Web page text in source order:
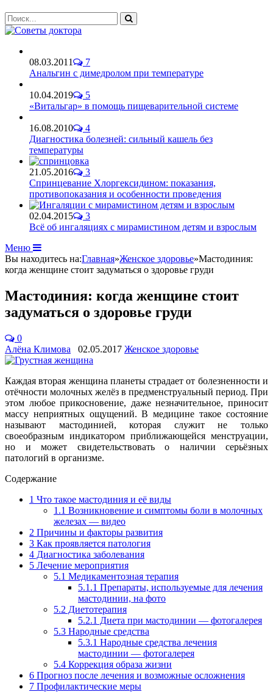
08.03.2011
7
Анальгин с димедролом при температуре
10.04.2019
5
«Витальгар» в помощь пищеварительной системе
16.08.2010
4
Диагностика болезней: сильный кашель без
температуры
21.05.2016
3
Спринцевание Хлоргексидином: показания,
противопоказания и особенности проведения
02.04.2015
3
Всё об ингаляциях с мирамистином детям и взрослым
Меню
Вы находитесь на:Главная»Женское здоровье»Мастодиния:
когда женщине стоит задуматься о здоровье груди
Мастодиния: когда женщине стоит
задуматься о здоровье груди
0
Алёна Климова
02.05.2017 Женское здоровье
Каждая вторая женщина планеты страдает от болезненности и
отёчности молочных желёз в предменструальный период. При
этом любое прикосновение, даже незначительное, приносит
массу неприятных ощущений. В медицине такое состояние
называют мастодинией, которая служит не только
своеобразным индикатором приближающейся менструации,
но и может свидетельствовать о наличии серьёзных
патологий в организме.
Содержание
1 Что такое мастодиния и её виды
1.1 Возникновение и симптомы боли в молочных
железах — видео
2 Причины и факторы развития
3 Как проявляется патология
4 Диагностика заболевания
5 Лечение мероприятия
5.1 Медикаментозная терапия
5.1.1 Препараты, используемые для лечения
мастодинии, на фото
5.2 Диетотерапия
5.2.1 Диета при мастодинии — фотогалерея
5.3 Народные средства
5.3.1 Народные средства лечения
мастодинии — фотогалерея
5.4 Коррекция образа жизни
6 Прогноз после лечения и возможные осложнения
7 Профилактические меры